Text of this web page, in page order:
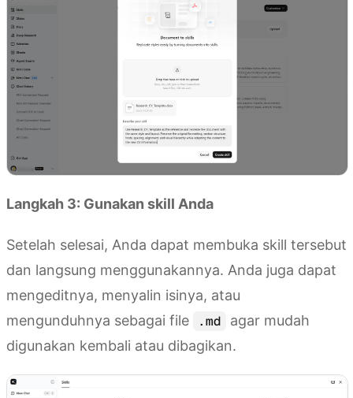
Langkah 3: Gunakan skill Anda
Setelah selesai, Anda dapat membuka skill tersebut
dan langsung menggunakannya. Anda juga dapat
mengeditnya, menyalin isinya, atau
mengunduhnya sebagai file
.md
agar mudah
digunakan kembali atau dibagikan.